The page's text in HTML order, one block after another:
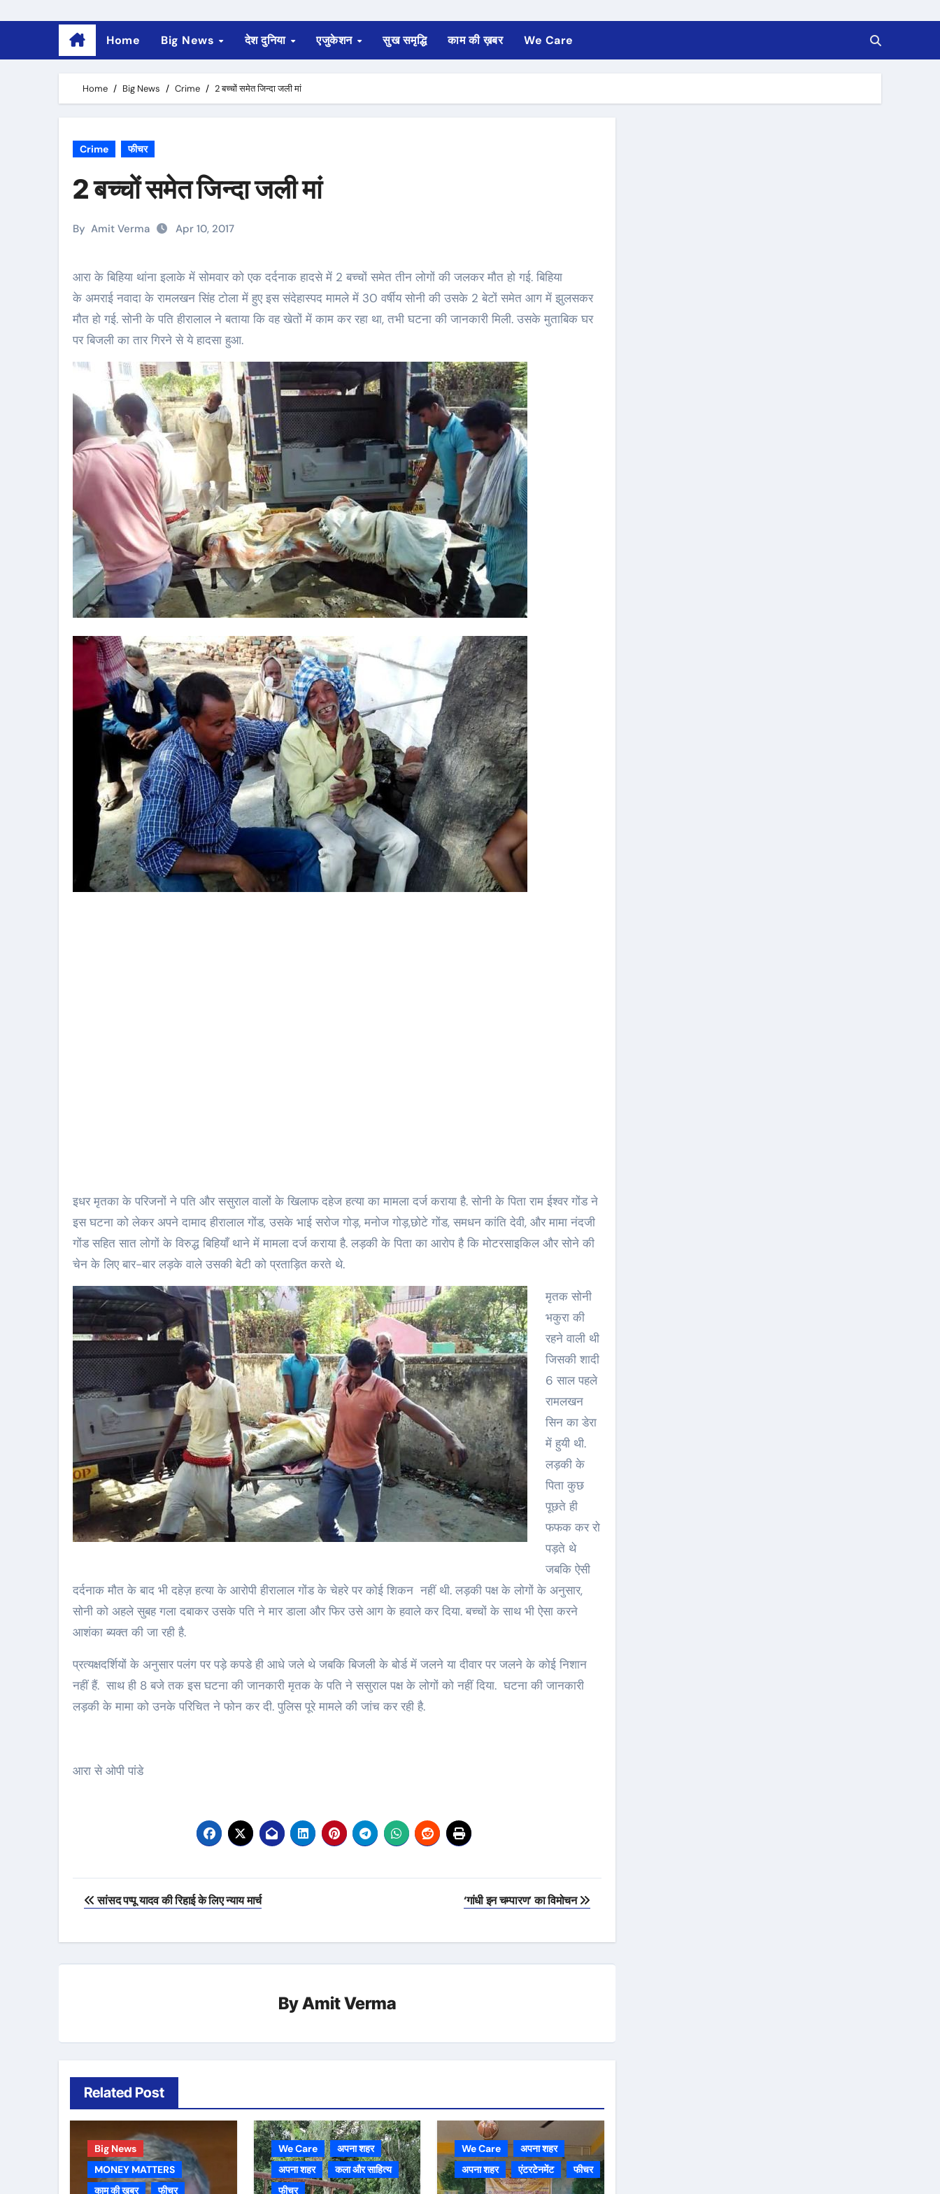
Home Big News देश दुनिया एजुकेशन सुख समृद्धि काम की ख़बर We Care
Home Big News Crime 2 बच्चों समेत जिन्दा जली मां
Crime फीचर
2 बच्चों समेत जिन्दा जली मां
By Amit Verma Apr 10, 2017
आरा के बिहिया थांना इलाके में सोमवार को एक दर्दनाक हादसे में 2 बच्चों समेत तीन लोगों की जलकर मौत हो गई. बिहिया
के अमराई नवादा के रामलखन सिंह टोला में हुए इस संदेहास्पद मामले में 30 वर्षीय सोनी की उसके 2 बेटों समेत आग में झुलसकर
मौत हो गई. सोनी के पति हीरालाल ने बताया कि वह खेतों में काम कर रहा था, तभी घटना की जानकारी मिली. उसके मुताबिक घर
पर बिजली का तार गिरने से ये हादसा हुआ.
इधर मृतका के परिजनों ने पति और ससुराल वालों के खिलाफ दहेज हत्या का मामला दर्ज कराया है. सोनी के पिता राम ईश्वर गोंड ने
इस घटना को लेकर अपने दामाद हीरालाल गोंड, उसके भाई सरोज गोड़, मनोज गोड़,छोटे गोंड, समधन कांति देवी, और मामा नंदजी
गोंड सहित सात लोगों के विरुद्ध बिहियाँ थाने में मामला दर्ज कराया है. लड़की के पिता का आरोप है कि मोटरसाइकिल और सोने की
चेन के लिए बार-बार लड़के वाले उसकी बेटी को प्रताड़ित करते थे.
मृतक सोनी
भकुरा की
रहने वाली थी
जिसकी शादी
6 साल पहले
रामलखन
सिन का डेरा
में हुयी थी.
लड़की के
पिता कुछ
पूछते ही
फफक कर रो
पड़ते थे
जबकि ऐसी
दर्दनाक मौत के बाद भी दहेज़ हत्या के आरोपी हीरालाल गोंड के चेहरे पर कोई शिकन नहीं थी. लड़की पक्ष के लोगों के अनुसार,
सोनी को अहले सुबह गला दबाकर उसके पति ने मार डाला और फिर उसे आग के हवाले कर दिया. बच्चों के साथ भी ऐसा करने
आशंका ब्यक्त की जा रही है.
प्रत्यक्षदर्शियों के अनुसार पलंग पर पड़े कपडे ही आधे जले थे जबकि बिजली के बोर्ड में जलने या दीवार पर जलने के कोई निशान
नहीं हैं. साथ ही 8 बजे तक इस घटना की जानकारी मृतक के पति ने ससुराल पक्ष के लोगों को नहीं दिया. घटना की जानकारी
लड़की के मामा को उनके परिचित ने फोन कर दी. पुलिस पूरे मामले की जांच कर रही है.
आरा से ओपी पांडे
Post
सांसद पप्‍पू यादव की रिहाई के लिए न्‍याय मार्च ‘गांधी इन चम्‍पारण’ का विमोचन
ByAmit Verma
Related Post
Big News
MONEY MATTERS
काम की ख़बर
फीचर
We Care
अपना शहर
अपना शहर
कला और साहित्य
फीचर
We Care
अपना शहर
अपना शहर
एंटरटेनमेंट फीचर